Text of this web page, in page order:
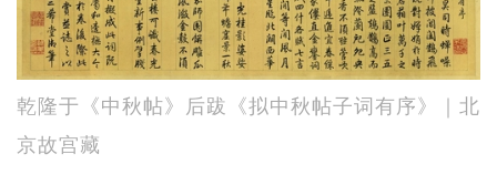
乾隆于《中秋帖》后跋《拟中秋帖子词有序》｜北
京故宫藏